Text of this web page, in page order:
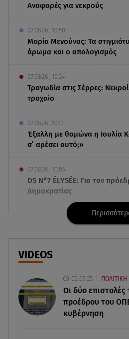
Αναφορές για νεκρούς
07.08.26 , 10:50
Μαρία Μενούνος: Τα
άρωμα και ο απολογισμός
07.08.26 , 10:24
Τραγωδία στις Σέρρες:
τροχαίο
07.08.26 , 10:17
Έξαλλη με θαμώνα η Ιουλία
σ’ αρέσει αυτό;»
07.08.26 , 10:05
DS N°7 ÉLYSÉE: Για τον
Δημοκρατίας
07.08.26 , 10:00
Νηστεία Δεκαπενταύγουστου:
με κιμά μανιταριών
07.08.26 , 09:47
Κυψέλη: «Δεν μπορούσαμε
07.08.26 , 09:47
Πασίγνωστη influencer
από μάχη με σπάνιο καρκίνο
VIDEOS
02.07.25 ΠΟΛΙΤΙΚΗ
Οι δύο
προέδρου του
κυβέρνηση